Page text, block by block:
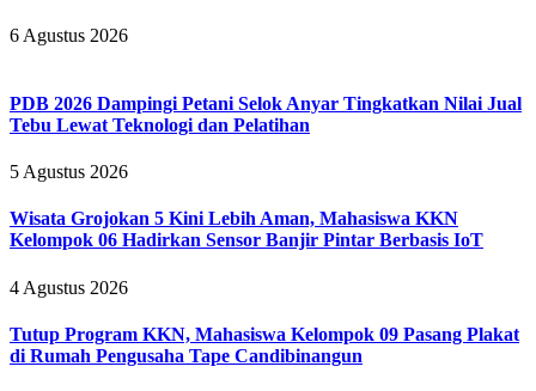
6 Agustus 2026
PDB 2026 Dampingi Petani Selok Anyar Tingkatkan Nilai Jual
Tebu Lewat Teknologi dan Pelatihan
5 Agustus 2026
Wisata Grojokan 5 Kini Lebih Aman, Mahasiswa KKN
Kelompok 06 Hadirkan Sensor Banjir Pintar Berbasis IoT
4 Agustus 2026
Tutup Program KKN, Mahasiswa Kelompok 09 Pasang Plakat
di Rumah Pengusaha Tape Candibinangun